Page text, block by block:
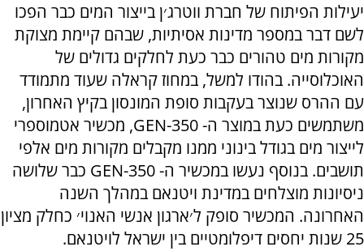
יעילות הפיתוח של חברת ווטרג׳ן בייצור המים כבר הפכו
לשם דבר במספר מדינות אסיתיות, שבהם קיימת מצוקת
מקורות מים טהורים כבר כעת לחלקים גדולים של
האוכלוסייה. בהודו למשל, במחוז קראלה שעוד מתמודד
עם ההרס שנוצר בעקבות סופת המונסון בקיץ האחרון,
משתמשים כעת במוצר ה- GEN-350, מכשיר אטמוספרי
לייצור מים בגודל בינוני ממנו מקבלים מקורות מים אלפי
תושבים. בנוסף נעשו במכשיר ה- GEN-350 כבר שלושה
ניסיונות מוצלחים במדינת ויטנאם במהלך השנה
האחרונה. המכשיר סופק ל׳ארגון אנשי האנוי׳ כחלק מציון
25 שנות יחסים דיפלומטיים בין ישראל לויטנאם.